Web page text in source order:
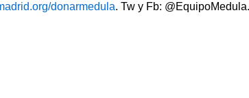
donarmedula. Tw y Fb: @EquipoMedula.